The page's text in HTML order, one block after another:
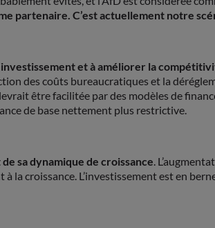
partenaire. C’est actuellement notre
et à améliorer la
des coûts bureaucratiques et la
être facilitée par des modèles de
de base nettement plus restrictive.
sa dynamique de croissance.
la croissance. L’investissement est en